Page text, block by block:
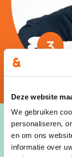
Deze website
We gebruiken
personaliseren,
en om ons
informatie over